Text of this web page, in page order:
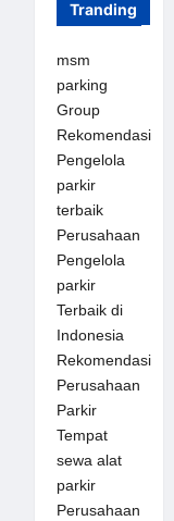
Tranding
msm
parking
Group
Rekomendasi
Pengelola
parkir
terbaik
Perusahaan
Pengelola
parkir
Terbaik di
Indonesia
Rekomendasi
Perusahaan
Parkir
Tempat
sewa alat
parkir
Perusahaan